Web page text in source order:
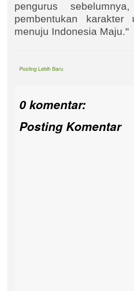
pengurus
pembentukan
menuju Indonesia Maju."
Posting Lebih Baru
0 komentar:
Posting Komentar